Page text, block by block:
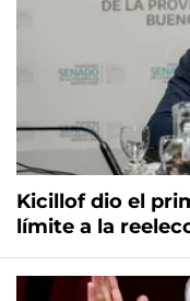
Kicillof dio el
límite a la